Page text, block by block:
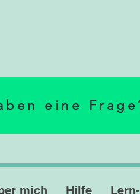
eine
mich Hilfe